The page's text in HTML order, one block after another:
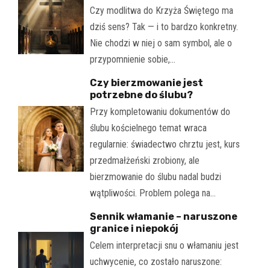
Czy modlitwa do Krzyża Świętego ma
dziś sens? Tak — i to bardzo konkretny.
Nie chodzi w niej o sam symbol, ale o
przypomnienie sobie,…
Czy bierzmowanie jest
potrzebne do ślubu?
Przy kompletowaniu dokumentów do
ślubu kościelnego temat wraca
regularnie: świadectwo chrztu jest, kurs
przedmałżeński zrobiony, ale
bierzmowanie do ślubu nadal budzi
wątpliwości. Problem polega na…
Sennik włamanie – naruszone
granice i niepokój
Celem interpretacji snu o włamaniu jest
uchwycenie, co zostało naruszone: